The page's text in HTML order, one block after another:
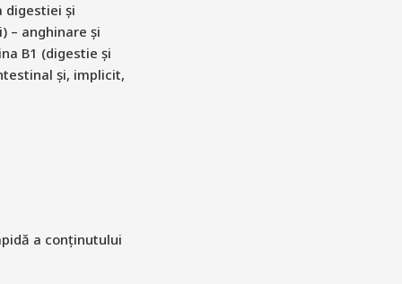
digestiei și
– anghinare și
B1 (digestie și
și, implicit,
a conținutului